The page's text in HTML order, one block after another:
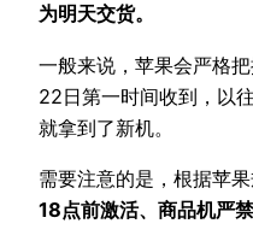
为明天交货。
一般来说，苹果会严格
22日第一时间收到，以
就拿到了新机。
需要注意的是，根据苹果
18点前激活、商品机严